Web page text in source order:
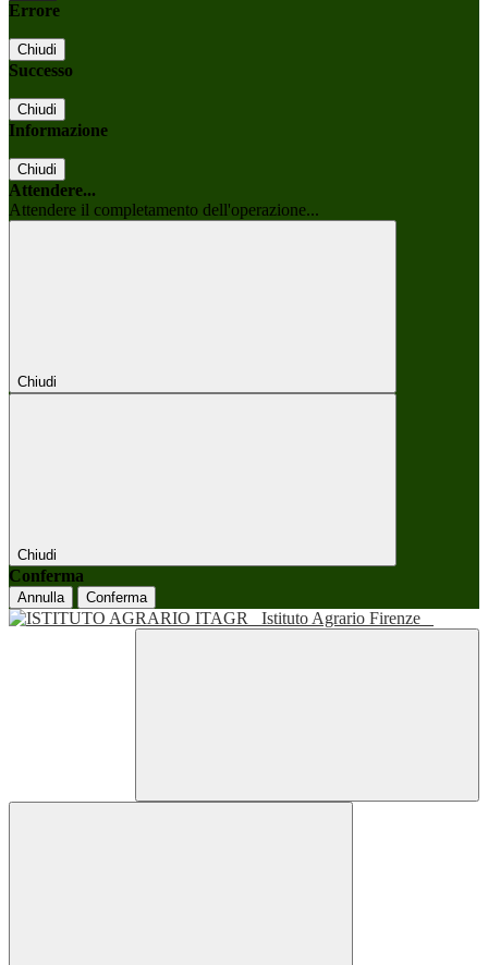
Errore
Chiudi
Successo
Chiudi
Informazione
Chiudi
Attendere...
Attendere il completamento dell'operazione...
Chiudi
Chiudi
Conferma
Annulla Conferma
Istituto Agrario Firenze